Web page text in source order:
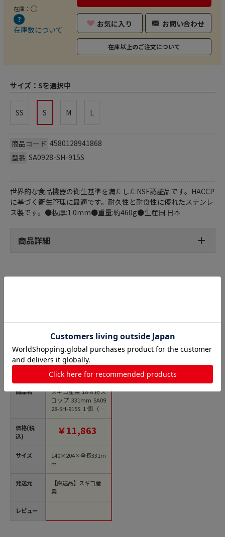
在庫： ○
在庫数について
お気に入り お問い合わせ
在庫以上のご注文について
サイズ： Sを選択中
SS S M L
商品コード 4580128941868
型番 SA0928-SH-915S
世界的な食品機器の衛生基準を満たしたNSF認証品です。HACCP
に基づく衛生管理に最適です。耐久性と耐食性に優れたステンレ
ス製です。●板厚:1.0mm●重量:約460g●生産国:日本
商品詳細
商品名
価格(税
込)
サイズ
発送元
レビュー
スギコ産業 18-8 粉ス
コップ 331mm SA09
28-SH-915S 1個（ご
注文単位1個）【直送
品】￥11,863
140×204×全長331m
m
【直送品】スギコ産
業